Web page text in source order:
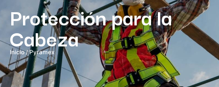
Protección para la
Cabeza
Inicio/ Pyramex